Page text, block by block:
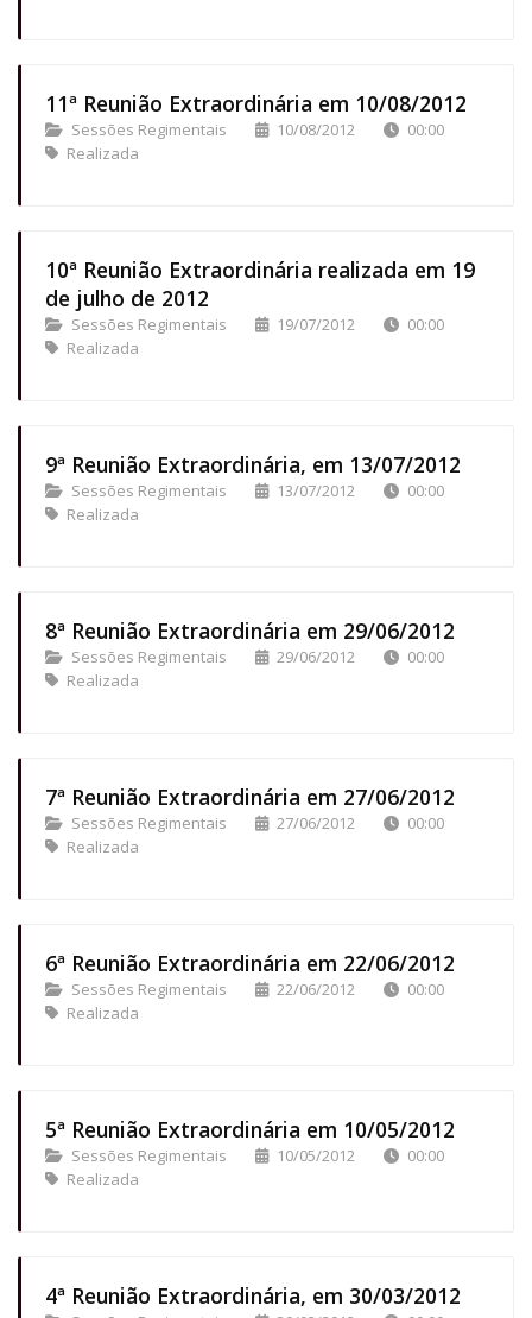
11ª Reunião Extraordinária em 10/08/2012
Sessões Regimentais 10/08/2012
00:00
Realizada
10ª Reunião Extraordinária realizada em 19
de julho de 2012
Sessões Regimentais 19/07/2012
00:00
Realizada
9ª Reunião Extraordinária, em 13/07/2012
Sessões Regimentais 13/07/2012
00:00
Realizada
8ª Reunião Extraordinária em 29/06/2012
Sessões Regimentais 29/06/2012
00:00
Realizada
7ª Reunião Extraordinária em 27/06/2012
Sessões Regimentais 27/06/2012
00:00
Realizada
6ª Reunião Extraordinária em 22/06/2012
Sessões Regimentais 22/06/2012
00:00
Realizada
5ª Reunião Extraordinária em 10/05/2012
Sessões Regimentais 10/05/2012
00:00
Realizada
4ª Reunião Extraordinária, em 30/03/2012